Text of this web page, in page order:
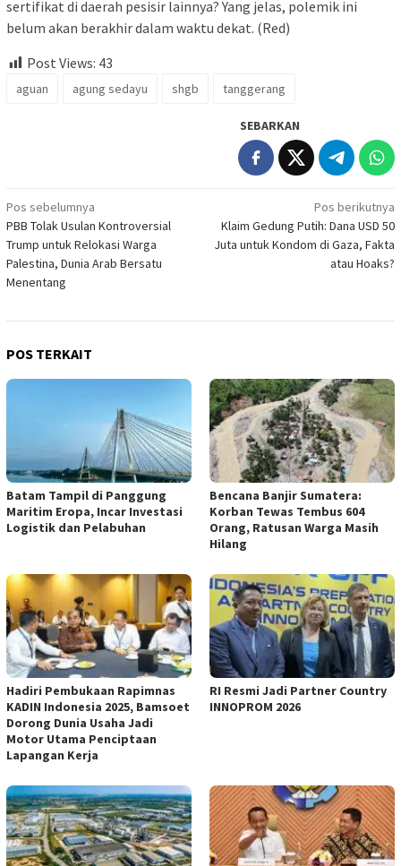
sertifikat di daerah pesisir lainnya? Yang jelas, polemik ini
belum akan berakhir dalam waktu dekat. (Red)
Post Views: 43
aguan agung sedayu shgb tanggerang
SEBARKAN
Navigasi
pos
Pos sebelumnya
PBB Tolak Usulan Kontroversial
Trump untuk Relokasi Warga
Palestina, Dunia Arab Bersatu
Menentang
Pos berikutnya
Klaim Gedung Putih: Dana USD 50
Juta untuk Kondom di Gaza, Fakta
atau Hoaks?
POS TERKAIT
Batam Tampil di Panggung
Maritim Eropa, Incar Investasi
Logistik dan Pelabuhan
Bencana Banjir Sumatera:
Korban Tewas Tembus 604
Orang, Ratusan Warga Masih
Hilang
Hadiri Pembukaan Rapimnas
KADIN Indonesia 2025, Bamsoet
Dorong Dunia Usaha Jadi
Motor Utama Penciptaan
Lapangan Kerja
RI Resmi Jadi Partner Country
INNOPROM 2026